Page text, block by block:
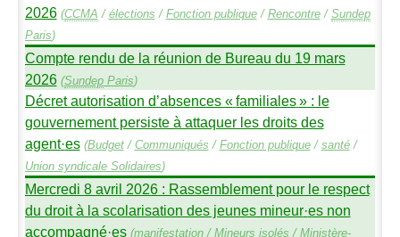
2026 (CCMA / élections / Fonction publique/ Rencontre/ Sundep
Paris)
Compte rendu de la réunion de Bureau du 19 mars
2026 (SundepParis)
Décret autorisation d’absences «familiales» : le
gouvernement persiste à attaquer les droits des
agent·es (Budget/ Communiqués / Fonction publique/ santé/
Union syndicale Solidaires)
Mercredi 8 avril 2026 : Rassemblement pour le respect
du droit à la scolarisation des jeunes mineur·es non
accompagné·es (manifestation/ Mineurs isolés / Ministère-